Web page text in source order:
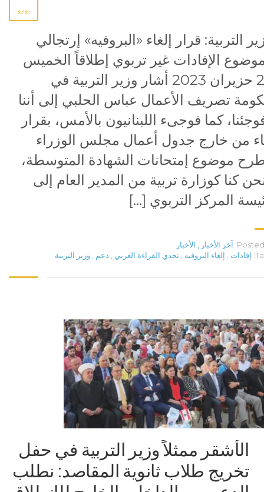
يونيو
التربية: قرار إلغاء «البروفيه» إرتجالي
الإفادات غير تربوي إطلاقاً الخميس
22 حزيران 2023 أشار وزير التربية في
تصريف الأعمال عباس الحلبي إلى أننا
كما فوجىء اللبنانيون بالأمس، بقرار
من خارج جدول أعمال مجلس الوزراء
موضوع إمتحانات الشهادة المتوسطة،
كنا كوزارة تربية من المدير العام إلى
المركز التربوي […]
Posted آخر الأخبار
الأخبار
إفادات إلغاء البروفيه تحدي القراءة العربي دعم وزير التربية
الأشقر ممثلاً وزير التربية في حفل
تخريج طلاب ثانوية المقاصد: نطلب